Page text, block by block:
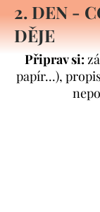
2. DEN -
DĚJE
Připrav si:
papír...),